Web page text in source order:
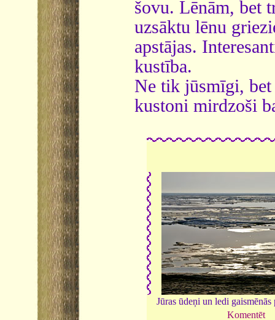
šovu. Lēnām, bet
uzsāktu lēnu
apstājas.
kustība.
Ne tik jūsmīgi, bet
kustoni mirdzoši
Jūras ūdeņi un ledi
Komentēt